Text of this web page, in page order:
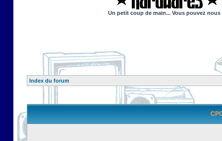
Un petit coup de main... Vous pouvez
Index du forum